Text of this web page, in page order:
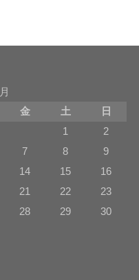
金 土
日
1
2
7 8
9
14 15
16
21 22
23
28 29
30